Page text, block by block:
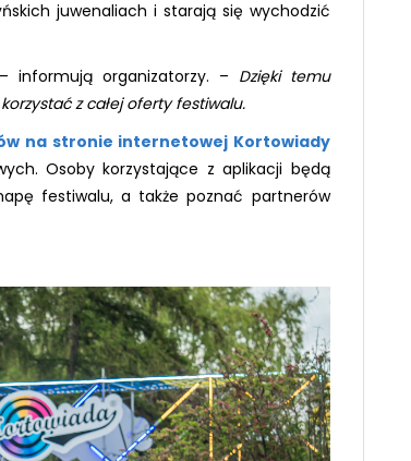
juwenaliach i starają się wychodzić
– informują organizatorzy. – Dzięki temu
z całej oferty festiwalu.
na stronie internetowej Kortowiady
Osoby korzystające z aplikacji będą
festiwalu, a także poznać partnerów